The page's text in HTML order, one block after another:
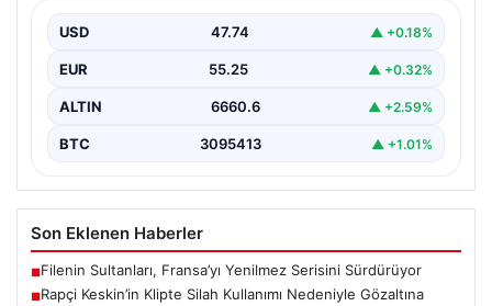
rapçi Yüşa Keskin, son yaptığı müzik klibinde…
USD 47.74 ▲ +0.18%
EUR 55.25 ▲ +0.32%
ALTIN 6660.6 ▲ +2.59%
BTC 3095413 ▲ +1.01%
Son Eklenen Haberler
■Filenin Sultanları, Fransa’yı Yenilmez Serisini Sürdürüyor
■Rapçi Keskin’in Klipte Silah Kullanımı Nedeniyle Gözaltına